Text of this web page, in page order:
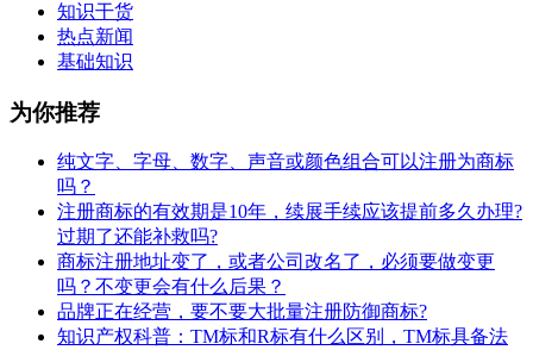
知识干货
热点新闻
基础知识
为你推荐
纯文字、字母、数字、声音或颜色组合可以注册为商标
吗？
注册商标的有效期是10年，续展手续应该提前多久办理?
过期了还能补救吗?
商标注册地址变了，或者公司改名了，必须要做变更
吗？不变更会有什么后果？
​品牌正在经营，要不要大批量注册防御商标?
知识产权科普：TM标和R标有什么区别，TM标具备法